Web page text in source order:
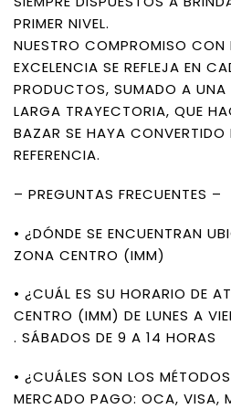
PRIMER NIVEL.
NUESTRO COMPROMISO CON
EXCELENCIA SE REFLEJA EN
PRODUCTOS, SUMADO A UNA
LARGA TRAYECTORIA, QUE
BAZAR SE HAYA CONVERTIDO
REFERENCIA.
– PREGUNTAS FRECUENTES –
• ¿DÓNDE SE ENCUENTRAN
ZONA CENTRO (IMM)
• ¿CUÁL ES SU HORARIO DE
CENTRO (IMM) DE LUNES A
. SÁBADOS DE 9 A 14 HORAS
• ¿CUÁLES SON LOS
MERCADO PAGO: OCA, VISA,